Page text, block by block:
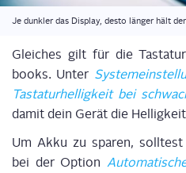
Je dunk­ler das Dis­play, des­to län­ger hält
Glei­ches gilt für die
books. Unter
Tas­ta­tur­hel­lig­keit bei
damit dein Gerät die
Um Akku zu spa­ren,
bei der Opti­on A